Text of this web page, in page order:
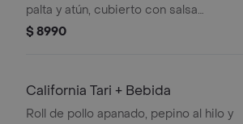
palta y atún, cubierto con salsa
acevichada.
$ 8990
California Tari + Bebida
Roll de pollo apanado, pepino al hilo y